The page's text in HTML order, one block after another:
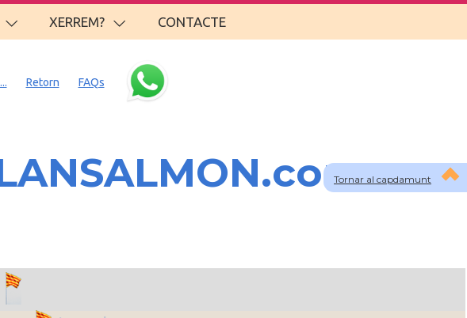
XERREM? CONTACTE
Tornar al capdamunt
Retorn FAQs